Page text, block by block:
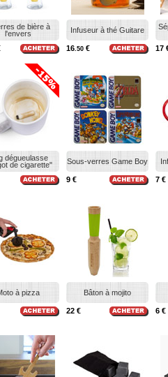
de bière à
l'envers
Infuseur à thé Guitare
16 .50 €
17
dégueulasse
de cigarette"
Sous-verres Game Boy
9 € 7 €
à pizza Bâton à mojito
22 € 6 €